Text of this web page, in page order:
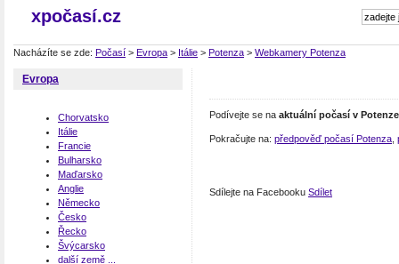
xpočasí.cz
Nacházíte se zde: Počasí > Evropa > Itálie > Potenza > Webkamery Potenza
Evropa
Chorvatsko
Itálie
Francie
Bulharsko
Maďarsko
Anglie
Německo
Česko
Řecko
Švýcarsko
další země ...
Podívejte se na aktuální počasí v Potenze
Pokračujte na: předpověď počasí Potenza
Sdílejte na Facebooku Sdílet